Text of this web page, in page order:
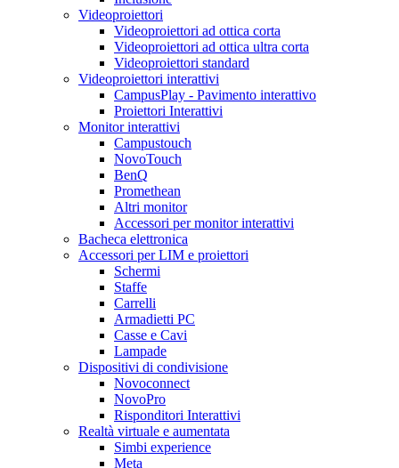
Videoproiettori
Videoproiettori ad ottica corta
Videoproiettori ad ottica ultra corta
Videoproiettori standard
Videoproiettori interattivi
CampusPlay - Pavimento interattivo
Proiettori Interattivi
Monitor interattivi
Campustouch
NovoTouch
BenQ
Promethean
Altri monitor
Accessori per monitor interattivi
Bacheca elettronica
Accessori per LIM e proiettori
Schermi
Staffe
Carrelli
Armadietti PC
Casse e Cavi
Lampade
Dispositivi di condivisione
Novoconnect
NovoPro
Risponditori Interattivi
Realtà virtuale e aumentata
Simbi experience
Meta